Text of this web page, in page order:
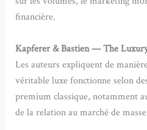
financière.
Kapferer & Bastien — The
Les auteurs expliquent de
véritable luxe fonctionne selon
premium classique, notamment
de la relation au marché de